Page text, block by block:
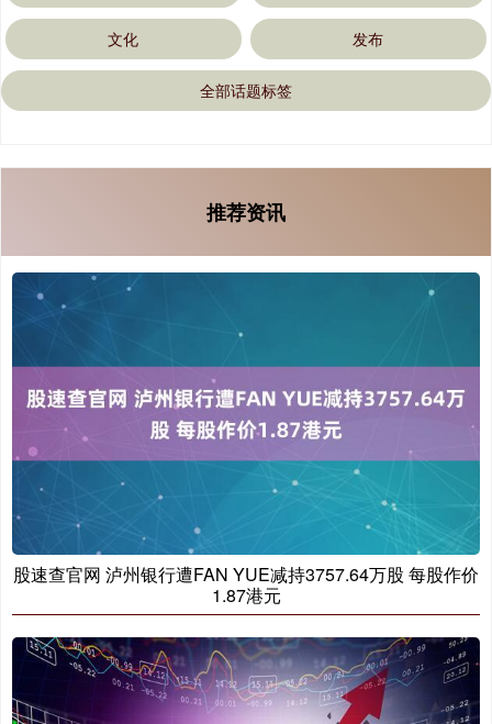
文化 发布
全部话题标签
推荐资讯
股速查官网 泸州银行遭FAN YUE减持3757.64万股 每股作价
1.87港元